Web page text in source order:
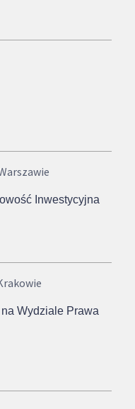
Inwestycyjna
Wydziale Prawa